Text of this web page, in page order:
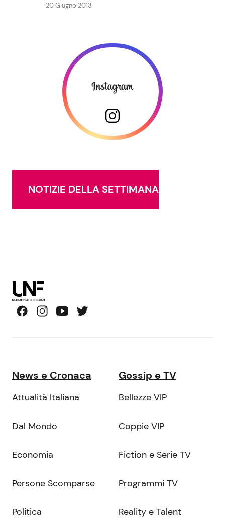
20 Giugno 2013
NOTIZIE DELLA SETTIMANA
News e Cronaca
Attualità Italiana
Dal Mondo
Economia
Persone Scomparse
Politica
Gossip e TV
Bellezze VIP
Coppie VIP
Fiction e Serie TV
Programmi TV
Reality e Talent